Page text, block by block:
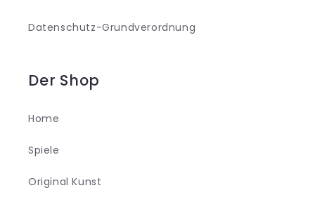
Datenschutz-Grundverordnung
Der Shop
Home
Spiele
Original Kunst